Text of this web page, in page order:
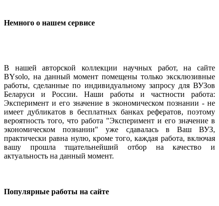
Немного о нашем сервисе
В нашей авторской коллекции научных работ, на сайте
BYsolo, на данный момент помещены только эксклюзивные
работы, сделанные по индивидуальному запросу для ВУЗов
Беларуси и России. Наши работы и частности работа:
Эксперимент и его значение в экономическом познании - не
имеет дубликатов в бесплатных банках рефератов, поэтому
вероятность того, что работа "Эксперимент и его значение в
экономическом познании" уже сдавалась в Ваш ВУЗ,
практически равна нулю, кроме того, каждая работа, включая
вашу прошла тщательнейший отбор на качество и
актуальность на данный момент.
Популярные работы на сайте